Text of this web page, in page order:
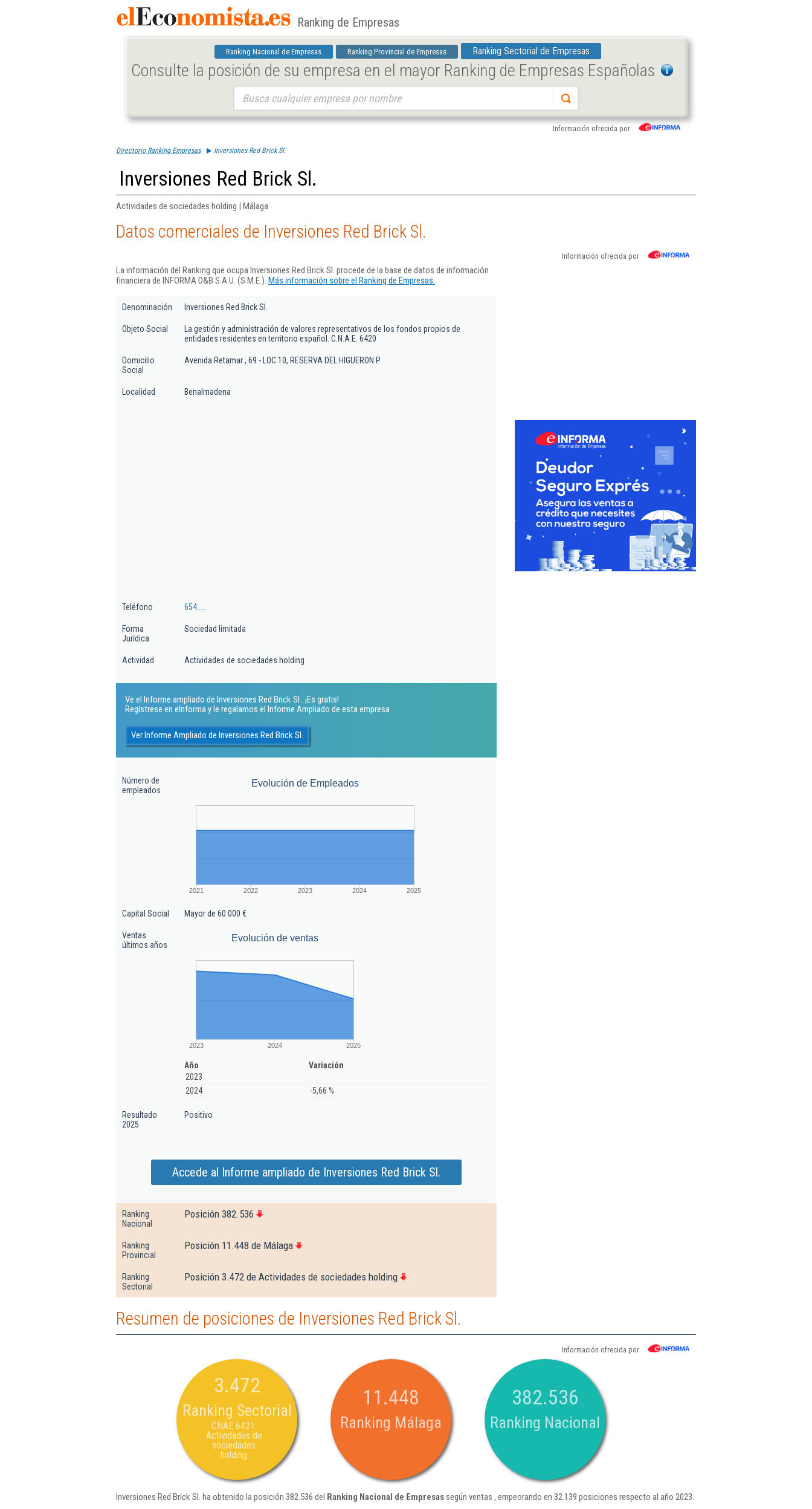
Ranking de Empresas
Ranking Nacional de Empresas Ranking Provincial de Empresas Ranking Sectorial de Empresas
Consulte la posición de su empresa en el mayor Ranking de Empresas Españolas
Información ofrecida por
Directorio Ranking Empresas Inversiones Red Brick Sl.
Inversiones Red Brick Sl.
Actividades de sociedades holding | Málaga
Datos comerciales de Inversiones Red Brick Sl.
Información ofrecida por
La información del Ranking que ocupa Inversiones Red Brick Sl. procede de la base de datos de información
financiera de INFORMA D&B S.A.U. (S.M.E.). Más información sobre el Ranking de Empresas.
Denominación Inversiones Red Brick Sl.
Objeto Social
La gestión y administración de valores representativos de los fondos propios de
entidades residentes en territorio español. C.N.A.E. 6420
Domicilio
Social
Avenida Retamar , 69 - LOC 10, RESERVA DEL HIGUERON P
Localidad Benalmadena
Teléfono 654.....
Forma
Jurídica
Sociedad limitada
Actividad Actividades de sociedades holding
Ve el Informe ampliado de Inversiones Red Brick Sl.. ¡Es gratis!
Regístrese en eInforma y le regalamos el Informe Ampliado de esta empresa
Ver Informe Ampliado de Inversiones Red Brick Sl.
Número de
empleados
Evolución de Empleados
2021 2022 2023 2024 2025
Capital Social Mayor de 60.000 €
Ventas
últimos años
Evolución de ventas
2023 2024 2025
Año
Variación
2023
2024
-5,66 %
Resultado
2025
Positivo
Accede al Informe ampliado de Inversiones Red Brick Sl.
Ranking
Nacional
Posición 382.536
Ranking
Provincial
Posición 11.448 de Málaga
Ranking
Sectorial
Posición 3.472 de Actividades de sociedades holding
Resumen de posiciones de Inversiones Red Brick Sl.
Información ofrecida por
3.472
Ranking Sectorial
CNAE 6421:
Actividades de
sociedades
holding
11.448
Ranking Málaga
382.536
Ranking Nacional
Inversiones Red Brick Sl. ha obtenido la posición 382.536 del Ranking Nacional de Empresassegún ventas , empeorando en 32.139 posiciones respecto al año 2023.